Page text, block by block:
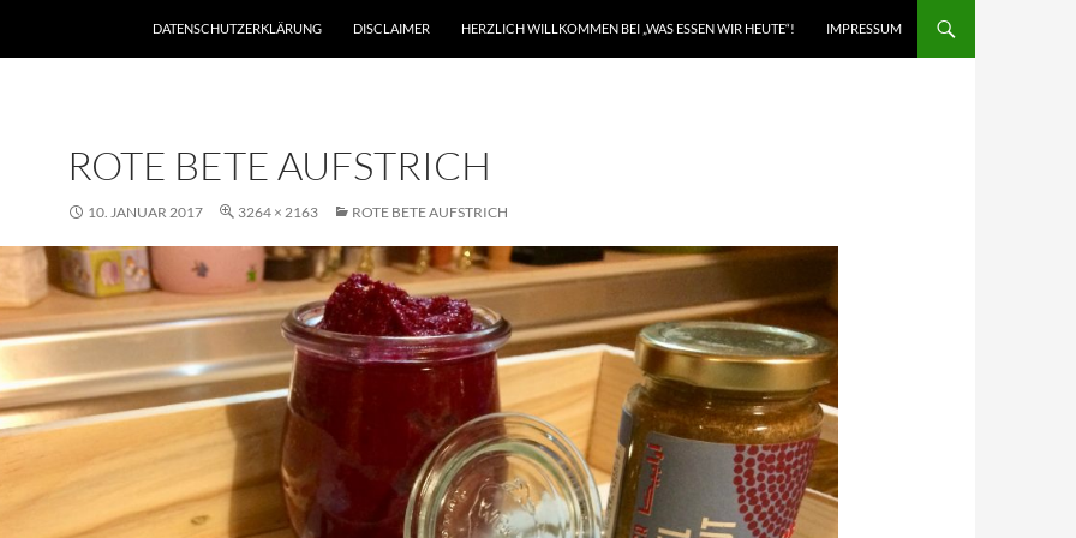
DATENSCHUTZERKLÄRUNG DISCLAIMER HERZLICH WILLKOMMEN BEI „WAS ESSEN WIR HEUTE“! IMPRESSUM
ROTE BETE AUFSTRICH
10. JANUAR 2017 3264 × 2163 ROTE BETE AUFSTRICH